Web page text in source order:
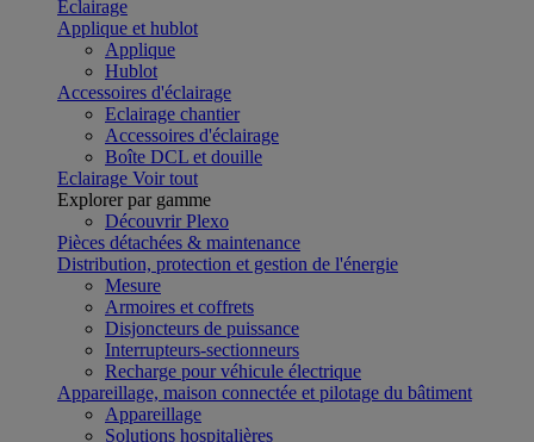
Eclairage
Applique et hublot
Applique
Hublot
Accessoires d'éclairage
Eclairage chantier
Accessoires d'éclairage
Boîte DCL et douille
Eclairage Voir tout
Explorer par gamme
Découvrir Plexo
Pièces détachées & maintenance
Distribution, protection et gestion de l'énergie
Mesure
Armoires et coffrets
Disjoncteurs de puissance
Interrupteurs-sectionneurs
Recharge pour véhicule électrique
Appareillage, maison connectée et pilotage du bâtiment
Appareillage
Solutions hospitalières